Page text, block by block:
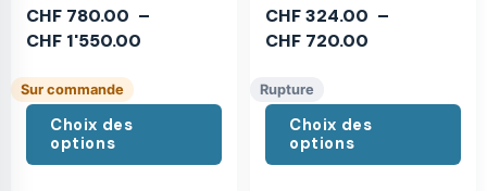
CHF 780.00 –
CHF 1'550.00
Sur commande
Choix des
options
CHF324.00 –
CHF 720.00
Rupture
Choix des
options